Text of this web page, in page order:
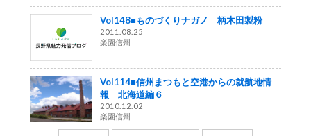
Vol148■ものづくりナガノ 柄木田製粉
2011.08.25
楽園信州
Vol114■信州まつもと空港からの就航地情
報 北海道編６
2010.12.02
楽園信州